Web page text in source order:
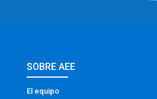
SOBRE AEE
El equipo